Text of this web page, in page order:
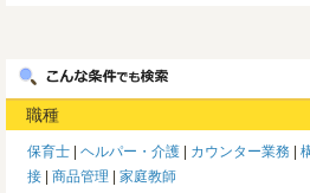
職種
保育士 ヘルパー・介護 カウンター業務
接
商品管理 家庭教師